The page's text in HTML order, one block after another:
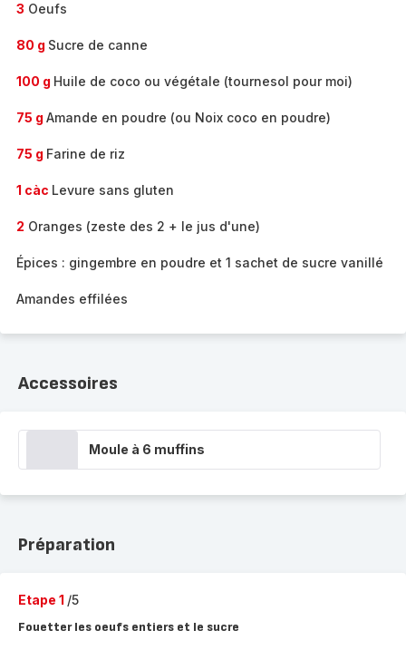
3 Oeufs
80 g Sucre de canne
100 g Huile de coco ou végétale (tournesol pour moi)
75 g Amande en poudre (ou Noix coco en poudre)
75 g Farine de riz
1 càc Levure sans gluten
2 Oranges (zeste des 2 + le jus d'une)
Épices : gingembre en poudre et 1 sachet de sucre vanillé
Amandes effilées
Accessoires
Moule à 6 muffins
Préparation
Etape 1 /5
Fouetter les oeufs entiers et le sucre